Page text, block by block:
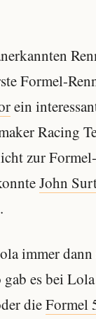
Formel-
ein
Racing
zur
John
immer
es bei
dieFormel